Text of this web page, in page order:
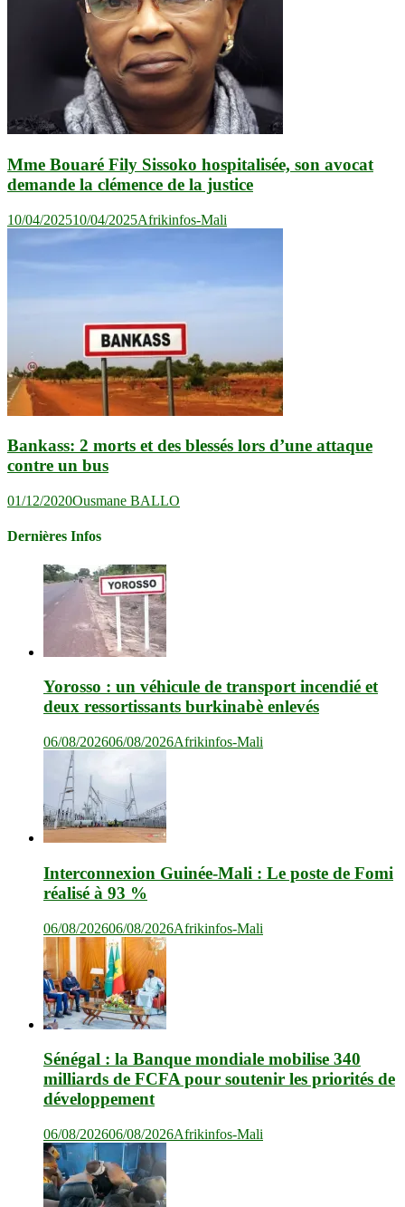
Mme Bouaré Fily Sissoko hospitalisée, son avocat
demande la clémence de la justice
10/04/202510/04/2025Afrikinfos-Mali
Bankass: 2 morts et des blessés lors d’une attaque
contre un bus
01/12/2020Ousmane BALLO
Dernières Infos
Yorosso : un véhicule de transport incendié et
deux ressortissants burkinabè enlevés
06/08/202606/08/2026Afrikinfos-Mali
Interconnexion Guinée-Mali : Le poste de Fomi
réalisé à 93 %
06/08/202606/08/2026Afrikinfos-Mali
Sénégal : la Banque mondiale mobilise 340
milliards de FCFA pour soutenir les priorités de
développement
06/08/202606/08/2026Afrikinfos-Mali